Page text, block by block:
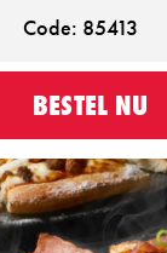
BESTEL NU